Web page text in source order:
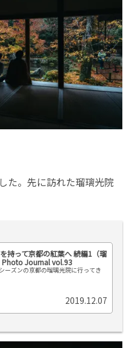
た。先に訪れた瑠璃光院
持って京都の紅葉へ 続編1（瑠
Photo Journal vol.93
ーズンの京都の瑠璃光院に行ってき
2019.12.07